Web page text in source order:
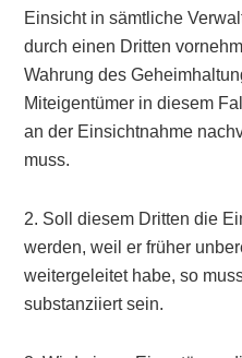
Einsicht in sämtliche
durch einen Dritten
Wahrung des
Miteigentümer in diesem
an der Einsichtnahme
muss.
2. Soll diesem Dritten die
werden, weil er früher
weitergeleitet habe, so
substanziiert sein.